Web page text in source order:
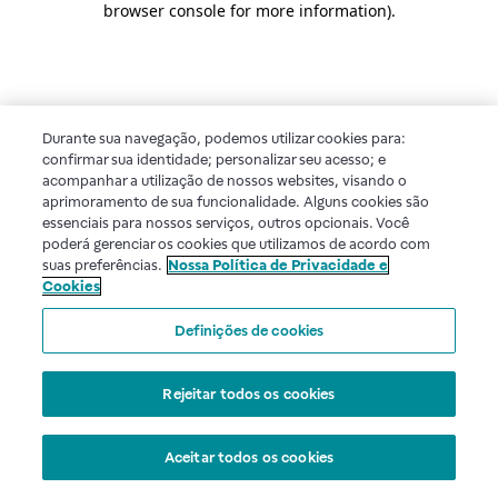
browser console for more information).
Durante sua navegação, podemos utilizar cookies para:
confirmar sua identidade; personalizar seu acesso; e
acompanhar a utilização de nossos websites, visando o
aprimoramento de sua funcionalidade. Alguns cookies são
essenciais para nossos serviços, outros opcionais. Você
poderá gerenciar os cookies que utilizamos de acordo com
suas preferências. Nossa Política de Privacidade e
Cookies
Definições de cookies
Rejeitar todos os cookies
Aceitar todos os cookies